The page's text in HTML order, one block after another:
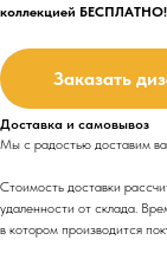
коллекцией БЕСПЛАТНО!
Заказать
Доставка и самовывоз
Мы с радостью доставим
Стоимость доставки
удаленности от склада.
в котором производится